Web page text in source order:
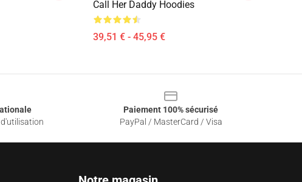
Call Her Daddy Hoodies
39,51 € - 45,95 €
Paiement 100% sécurisé
PayPal / MasterCard / Visa